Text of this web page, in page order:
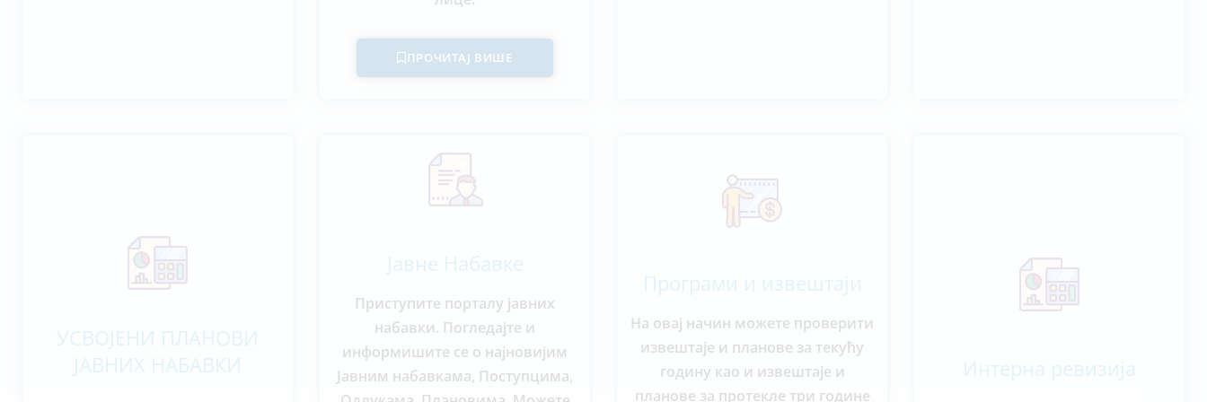
ПРОЧИТАЈ ВИШЕ
УСВОЈЕНИ ПЛАНОВИ
ЈАВНИХ НАБАВКИ
Јавне Набавке
Приступите порталу јавних
набавки. Погледајте и
информишите се о најновијим
Јавним набавкама, Поступцима,
Програми и извештаји
На овај начин можете проверити
извештаје и планове за текућу
годину као и извештаје и
планове за протекле три године
Интерна ревизија